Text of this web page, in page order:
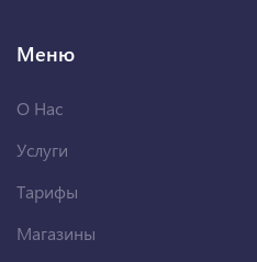
Меню
О Нас
Услуги
Тарифы
Магазины